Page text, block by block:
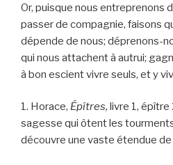
Or, puisque nous entreprenons
passer de compagnie, faisons
dépende de nous; déprenons-
qui nous attachent à autrui;
à bon escient vivre seuls, et y
1. Horace, Épîtres, livre 1, épître
sagesse qui ôtent les tourments,
découvre une vaste étendue de